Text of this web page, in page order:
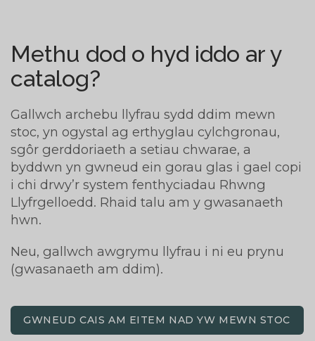
Methu dod o hyd iddo ar y
catalog?
Gallwch archebu llyfrau sydd ddim mewn
stoc, yn ogystal ag erthyglau cylchgronau,
sgôr gerddoriaeth a setiau chwarae, a
byddwn yn gwneud ein gorau glas i gael copi
i chi drwy’r system fenthyciadau Rhwng
Llyfrgelloedd. Rhaid talu am y gwasanaeth
hwn.
Neu, gallwch awgrymu llyfrau i ni eu prynu
(gwasanaeth am ddim).
GWNEUD CAIS AM EITEM NAD YW MEWN STOC